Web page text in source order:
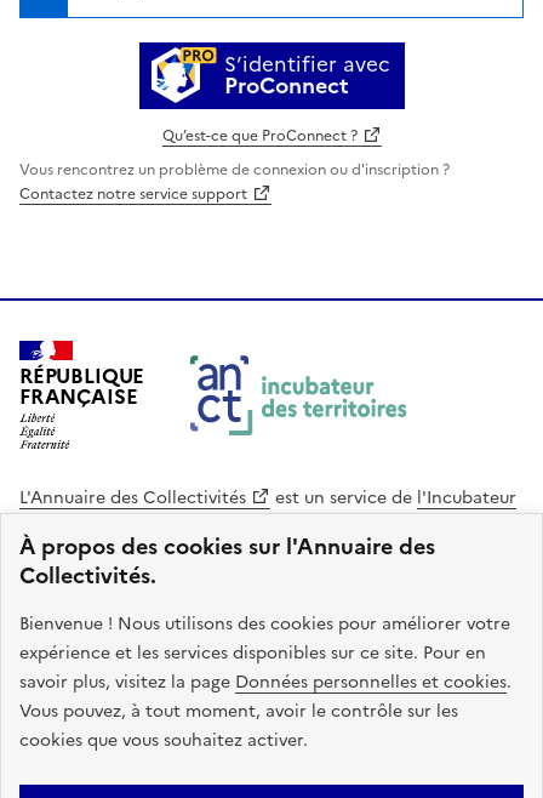
À propos des cookies sur l'Annuaire des
Collectivités.
Bienvenue ! Nous utilisons des cookies pour améliorer votre
expérience et les services disponibles sur ce site. Pour en
savoir plus, visitez la page Données personnelles et cookies.
Vous pouvez, à tout moment, avoir le contrôle sur les
cookies que vous souhaitez activer.
S’identifier avec
ProConnect
Qu’est-ce que ProConnect ?
Vous rencontrez un problème de connexion ou d'inscription ?
Contactez notre service support
RÉPUBLIQUE
FRANÇAISE
L'Annuaire des Collectivités est un service de l'Incubateur
Cohésion des Territoires
. Le code source de ce site web
est disponible en licence libre. Le design de ce site est conçu
avec le système de design de l’État.
legifrance.gouv.fr
info.gouv.fr
service-public.gouv.fr
data.gouv.fr
Plan du site Accessibilite : non conforme Mentions légales